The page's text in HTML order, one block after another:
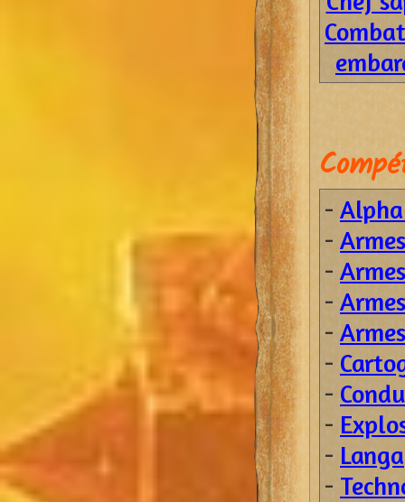
-
-
-
-
-
-
-
-
-
-